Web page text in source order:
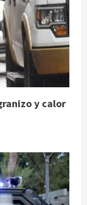
y calor
a Canadá y
Premundial
bajan en